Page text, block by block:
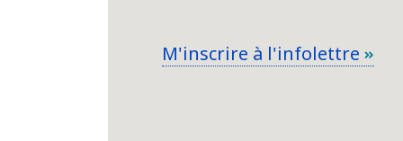
M'inscrire à l'infolettre